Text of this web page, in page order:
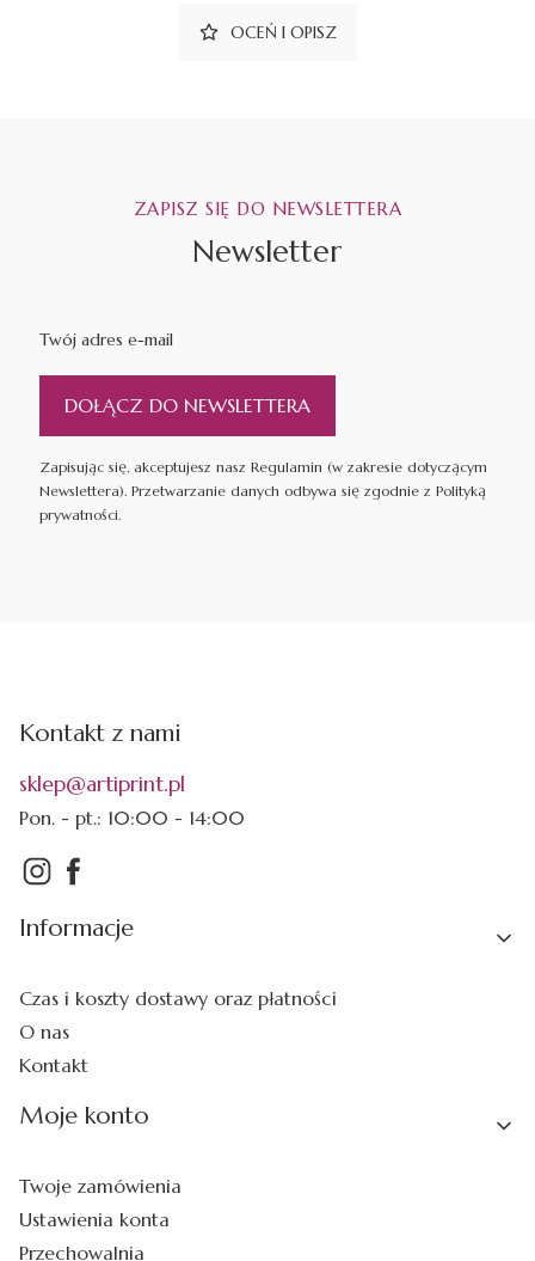
OCEŃ I OPISZ
ZAPISZ SIĘ DO NEWSLETTERA
Newsletter
Twój adres e-mail
DOŁĄCZ DO NEWSLETTERA
Zapisując się, akceptujesz nasz Regulamin (w zakresie dotyczącym
Newslettera). Przetwarzanie danych odbywa się zgodnie z Polityką
prywatności.
Kontakt z nami
sklep@artiprint.pl
Pon. - pt.: 10:00 - 14:00
Linki w stopce
Informacje
Czas i koszty dostawy oraz płatności
O nas
Kontakt
Moje konto
Twoje zamówienia
Ustawienia konta
Przechowalnia